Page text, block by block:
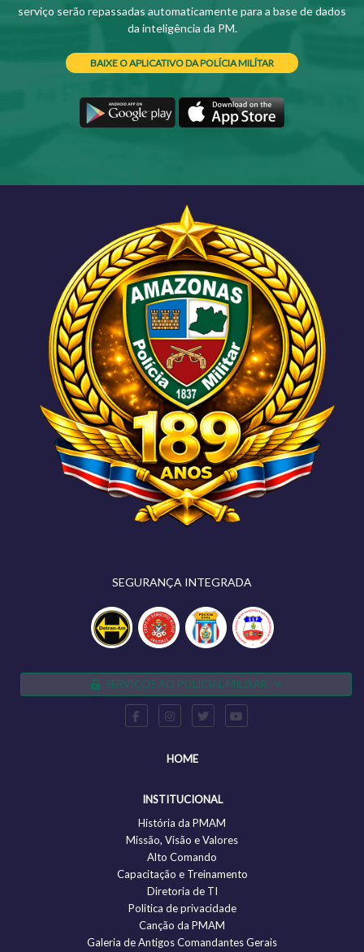
serviço serão repassadas automaticamente para a base de dados
da inteligência da PM.
BAIXE O APLICATIVO DA POLÍCIA MILÍTAR
SEGURANÇA INTEGRADA
SERVIÇOS AO POLICIAL MILITAR
HOME
INSTITUCIONAL
História da PMAM
Missão, Visão e Valores
Alto Comando
Capacitação e Treinamento
Diretoria de TI
Politica de privacidade
Canção da PMAM
Galeria de Antigos Comandantes Gerais